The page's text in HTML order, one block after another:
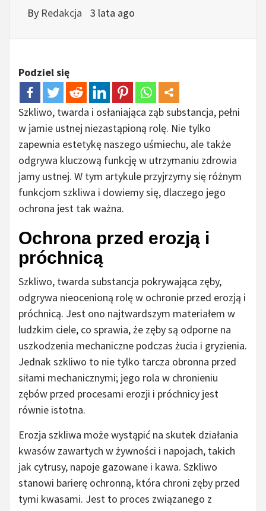
By Redakcja 3 lata ago
Podziel się
Szkliwo, twarda i osłaniająca ząb substancja, pełni
w jamie ustnej niezastąpioną rolę. Nie tylko
zapewnia estetykę naszego uśmiechu, ale także
odgrywa kluczową funkcję w utrzymaniu zdrowia
jamy ustnej. W tym artykule przyjrzymy się różnym
funkcjom szkliwa i dowiemy się, dlaczego jego
ochrona jest tak ważna.
Ochrona przed erozją i
próchnicą
Szkliwo, twarda substancja pokrywająca zęby,
odgrywa nieocenioną rolę w ochronie przed erozją i
próchnicą. Jest ono najtwardszym materiałem w
ludzkim ciele, co sprawia, że ​​zęby są odporne na
uszkodzenia mechaniczne podczas żucia i gryzienia.
Jednak szkliwo to nie tylko tarcza obronna przed
siłami mechanicznymi; jego rola w chronieniu
zębów przed procesami erozji i próchnicy jest
równie istotna.
Erozja szkliwa może wystąpić na skutek działania
kwasów zawartych w żywności i napojach, takich
jak cytrusy, napoje gazowane i kawa. Szkliwo
stanowi barierę ochronną, która chroni zęby przed
tymi kwasami. Jest to proces związanego z